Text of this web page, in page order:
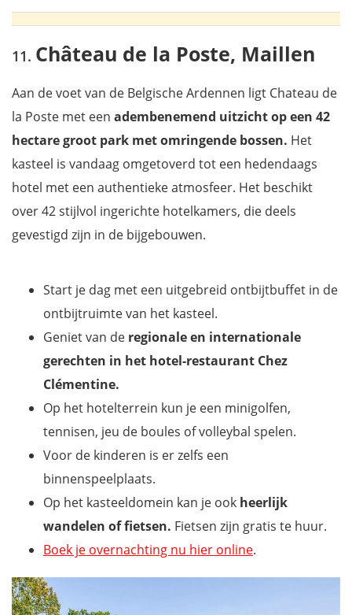
Château de la Poste, Maillen
Aan de voet van de Belgische Ardennen ligt Chateau de
la Poste met een adembenemend uitzicht op een 42
hectare groot park met omringende bossen. Het
kasteel is vandaag omgetoverd tot een hedendaags
hotel met een authentieke atmosfeer. Het beschikt
over 42 stijlvol ingerichte hotelkamers, die deels
gevestigd zijn in de bijgebouwen.
Start je dag met een uitgebreid ontbijtbuffet in de
ontbijtruimte van het kasteel.
Geniet van de regionale en internationale
gerechten in het hotel-restaurant Chez
Clémentine.
Op het hotelterrein kun je een minigolfen,
tennisen, jeu de boules of volleybal spelen.
Voor de kinderen is er zelfs een
binnenspeelplaats.
Op het kasteeldomein kan je ook heerlijk
wandelen of fietsen. Fietsen zijn gratis te huur.
Boek je overnachting nu hier online.